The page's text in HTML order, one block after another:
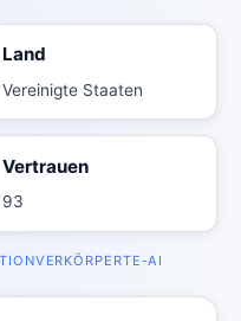
Land
Vereinigte Staaten
Vertrauen
93
VERKÖRPERTE-AI